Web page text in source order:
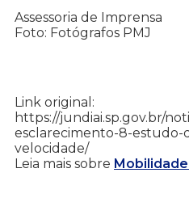
Assessoria de Imprensa
Foto: Fotógrafos PMJ
Link original:
https://jundiai.sp.gov.br/
esclarecimento-8-
velocidade/
Leia mais sobre